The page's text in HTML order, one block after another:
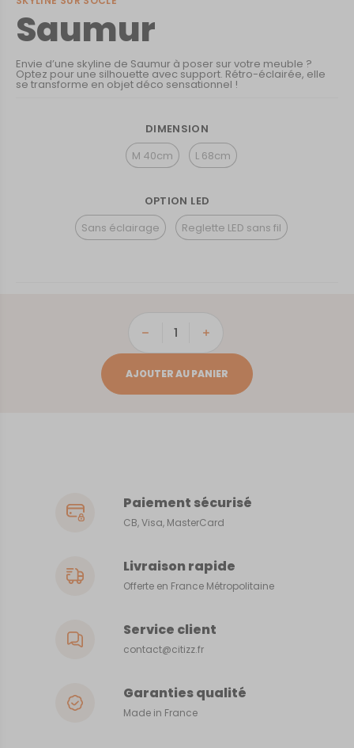
Saumur
Envie d’une skyline de Saumur à poser sur votre meuble ?
Optez pour une silhouette avec support. Rétro-éclairée, elle
se transforme en objet déco sensationnel !
DIMENSION
M 40cm
L 68cm
OPTION LED
Sans éclairage
Reglette LED sans fil
quantité
Saumur
AJOUTER AU PANIER
Paiement sécurisé
CB, Visa, MasterCard
Livraison rapide
Offerte en France Métropolitaine
Service client
contact@citizz.fr
Garanties qualité
Made in France